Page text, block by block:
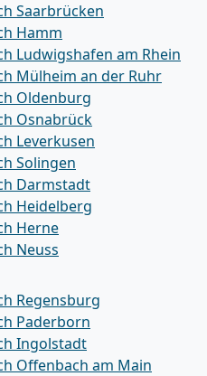
Saarbrücken
Hamm
Ludwigshafen am Rhein
Mülheim an der Ruhr
Oldenburg
Osnabrück
Leverkusen
Solingen
Darmstadt
Heidelberg
Herne
Neuss
Regensburg
Paderborn
Ingolstadt
Offenbach am Main